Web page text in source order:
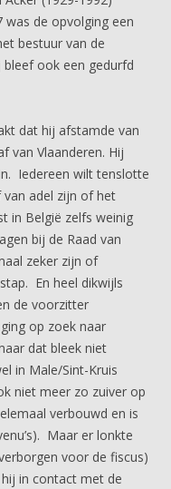
de opvolging een
bestuur van de
bleef ook een gedurfd
dat hij afstamde van
van Vlaanderen. Hij
Iedereen wilt tenslotte
van adel zijn of het
in België zelfs weinig
bij de Raad van
zeker zijn of
En heel dikwijls
de voorzitter
op zoek naar
dat bleek niet
in Male/Sint-Kruis
niet meer zo zuiver op
verbouwd en is
Maar er lonkte
voor de fiscus)
in contact met de